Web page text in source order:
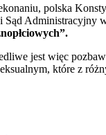
polska
Administracyjny
jest więc
które z